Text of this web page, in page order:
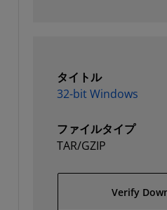
タイトル
32-bit Windows
ファイルタイプ
TAR/GZIP
Verify